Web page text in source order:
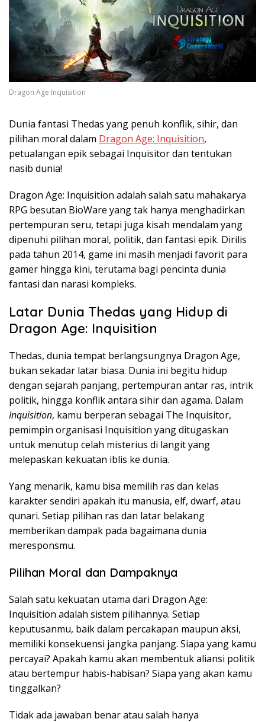
Dragon Age Inquisition
Dunia fantasi Thedas yang penuh konflik, sihir, dan
pilihan moral dalam Dragon Age: Inquisition,
petualangan epik sebagai Inquisitor dan tentukan
nasib dunia!
Dragon Age: Inquisition adalah salah satu mahakarya
RPG besutan BioWare yang tak hanya menghadirkan
pertempuran seru, tetapi juga kisah mendalam yang
dipenuhi pilihan moral, politik, dan fantasi epik. Dirilis
pada tahun 2014, game ini masih menjadi favorit para
gamer hingga kini, terutama bagi pencinta dunia
fantasi dan narasi kompleks.
Latar Dunia Thedas yang Hidup di
Dragon Age: Inquisition
Thedas, dunia tempat berlangsungnya Dragon Age,
bukan sekadar latar biasa. Dunia ini begitu hidup
dengan sejarah panjang, pertempuran antar ras, intrik
politik, hingga konflik antara sihir dan agama. Dalam
Inquisition, kamu berperan sebagai The Inquisitor,
pemimpin organisasi Inquisition yang ditugaskan
untuk menutup celah misterius di langit yang
melepaskan kekuatan iblis ke dunia.
Yang menarik, kamu bisa memilih ras dan kelas
karakter sendiri apakah itu manusia, elf, dwarf, atau
qunari. Setiap pilihan ras dan latar belakang
memberikan dampak pada bagaimana dunia
meresponsmu.
Pilihan Moral dan Dampaknya
Salah satu kekuatan utama dari Dragon Age:
Inquisition adalah sistem pilihannya. Setiap
keputusanmu, baik dalam percakapan maupun aksi,
memiliki konsekuensi jangka panjang. Siapa yang kamu
percayai? Apakah kamu akan membentuk aliansi politik
atau bertempur habis-habisan? Siapa yang akan kamu
tinggalkan?
Tidak ada jawaban benar atau salah hanya